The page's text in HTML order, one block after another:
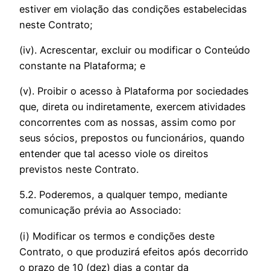
estiver em violação das condições estabelecidas
neste Contrato;
(iv). Acrescentar, excluir ou modificar o Conteúdo
constante na Plataforma; e
(v). Proibir o acesso à Plataforma por sociedades
que, direta ou indiretamente, exercem atividades
concorrentes com as nossas, assim como por
seus sócios, prepostos ou funcionários, quando
entender que tal acesso viole os direitos
previstos neste Contrato.
5.2. Poderemos, a qualquer tempo, mediante
comunicação prévia ao Associado:
(i) Modificar os termos e condições deste
Contrato, o que produzirá efeitos após decorrido
o prazo de 10 (dez) dias a contar da